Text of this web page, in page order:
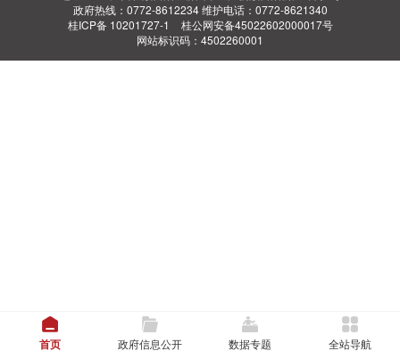
政府热线：0772-8612234 维护电话：0772-8621340
桂ICP备 10201727-1
桂公网安备45022602000017号
网站标识码：4502260001
首页 政府信息公开 数据专题 全站导航